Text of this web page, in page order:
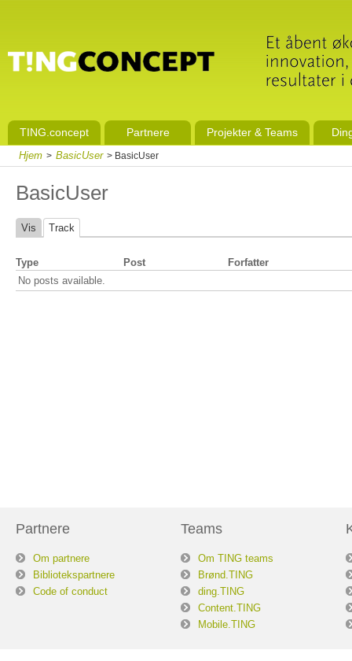
TING.concept Partnere Projekter & Teams
Hjem > BasicUser > BasicUser
BasicUser
Vis Track
Type Post
Forfatter
No posts available.
Partnere
Om partnere
Bibliotekspartnere
Code of conduct
Teams
Om TING teams
Brønd.TING
ding.TING
Content.TING
Mobile.TING